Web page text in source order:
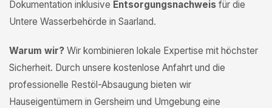
Dokumentation inklusive Entsorgungsnachweis für die
Untere Wasserbehörde in Saarland.
Warum wir? Wir kombinieren lokale Expertise mit höchster
Sicherheit. Durch unsere kostenlose Anfahrt und die
professionelle Restöl-Absaugung bieten wir
Hauseigentümern in Gersheim und Umgebung eine